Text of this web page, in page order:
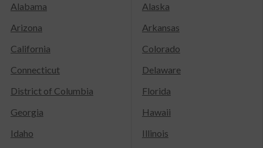
Alabama
Alaska
Arizona
Arkansas
California
Colorado
Connecticut
Delaware
District of Columbia
Florida
Georgia
Hawaii
Idaho
Illinois